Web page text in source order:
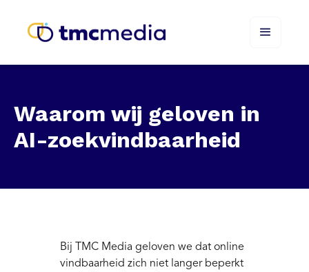
Waarom wij geloven in
AI-zoekvindbaarheid
Bij TMC Media geloven we dat online
vindbaarheid zich niet langer beperkt